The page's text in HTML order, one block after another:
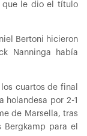
que le dio el título
Bertoni hicieron
Nanninga había
cuartos de final
holandesa por 2-1
de Marsella, tras
Bergkamp para el